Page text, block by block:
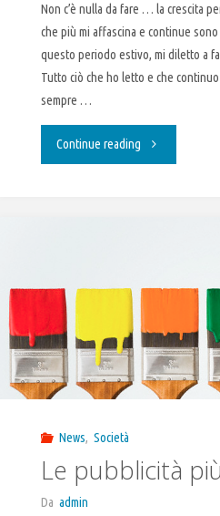
Non c’è nulla da fare … la crescita
che più mi affascina e continue
questo periodo estivo, mi diletto a
Tutto ciò che ho letto e che
sempre …
Continue reading "Lamentarsi
è
dimostrato
!"
News, Società
Le pubblicità
Da admin